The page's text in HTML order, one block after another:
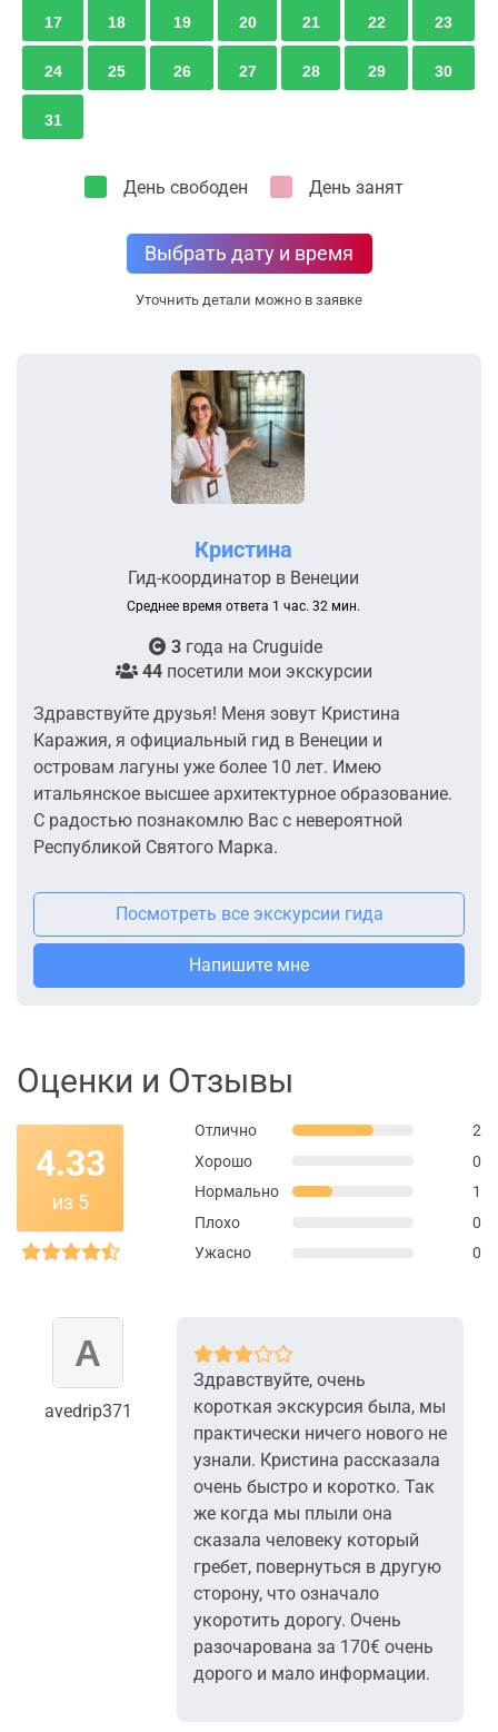
17 18 19 20 21 22 23
24 25 26 27 28 29 30
31
День свободен День занят
Выбрать дату и время
Уточнить детали можно в заявке
Кристина
Гид-координатор в Венеции
Среднее время ответа 1 час. 32 мин.
3года на Cruguide
44посетили мои экскурсии
Здравствуйте друзья! Меня зовут Кристина
Каражия, я официальный гид в Венеции и
островам лагуны уже более 10 лет. Имею
итальянское высшее архитектурное образование.
С радостью познакомлю Вас с невероятной
Республикой Святого Марка.
Посмотреть все экскурсии гида
Напишите мне
Оценки и Отзывы
4.33
из 5
Отлично
2
Хорошо
0
Нормально
1
Плохо
0
Ужасно
0
avedrip371
Здравствуйте, очень
короткая экскурсия была, мы
практически ничего нового не
узнали. Кристина рассказала
очень быстро и коротко. Так
же когда мы плыли она
сказала человеку который
гребет, повернуться в другую
сторону, что означало
укоротить дорогу. Очень
разочарована за 170€ очень
дорого и мало информации.